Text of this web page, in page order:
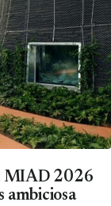
MIAD 2026
ambiciosa